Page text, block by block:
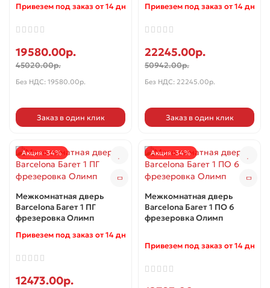
Привезем под заказ от 14 дней ✓
19580.00р.
45020.00р.
Без НДС: 19580.00р.
Заказ в один клик
Привезем под заказ от 14 дней
22245.00р.
50942.00р.
Без НДС: 22245.00р.
Заказ в один клик
Акция -34%
Межкомнатная дверь
Barcelona Багет 1 ПГ
фрезеровка Олимп
Привезем под заказ от 14 дней ✓
12473.00р.
Акция -34%
Межкомнатная дверь
Barcelona Багет 1 ПО 6
фрезеровка Олимп
Привезем под заказ от 14 дней